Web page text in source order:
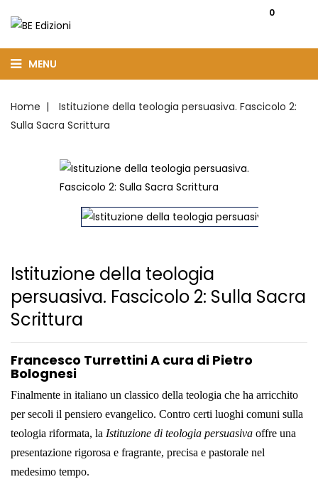
0
MENU
Home
Istituzione della teologia persuasiva. Fascicolo 2:
Sulla Sacra Scrittura
Istituzione della teologia
persuasiva. Fascicolo 2: Sulla Sacra
Scrittura
Francesco Turrettini A cura di Pietro
Bolognesi
Finalmente in italiano un classico della teologia che ha arricchito
per secoli il pensiero evangelico. Contro certi luoghi comuni sulla
teologia riformata, la Istituzione di teologia persuasiva offre una
presentazione rigorosa e fragrante, precisa e pastorale nel
medesimo tempo.